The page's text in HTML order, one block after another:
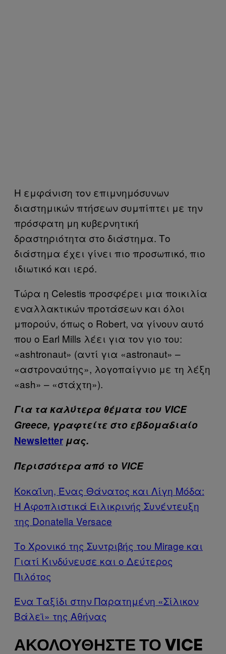
Η εμφάνιση τον επιμνημόσυνων
διαστημικών πτήσεων συμπίπτει με την
πρόσφατη μη κυβερνητική
δραστηριότητα στο διάστημα. Το
διάστημα έχει γίνει πιο προσωπικό, πιο
ιδιωτικό και ιερό.
Τώρα η Celestis προσφέρει μια ποικιλία
εναλλακτικών προτάσεων και όλοι
μπορούν, όπως ο Robert, να γίνουν αυτό
που ο Earl Mills λέει για τον γιο του:
«ashtronaut» (αντί για «astronaut» –
«αστροναύτης», λογοπαίγνιο με τη λέξη
«ash» – «στάχτη»).
Για τα καλύτερα θέματα του VICE
Greece, γραφτείτε στο εβδομαδιαίο
Newsletter μας.
Περισσότερα από το VICE
Κοκαΐνη, Ένας Θάνατος και Λίγη Μόδα:
Η Αφοπλιστικά Ειλικρινής Συνέντευξη
της Donatella Versace
Το Χρονικό της Συντριβής του Mirage και
Γιατί Κινδύνευσε και ο Δεύτερος
Πιλότος
Ένα Ταξίδι στην Παρατημένη «Σίλικον
Βάλεϊ» της Αθήνας
ΑΚΟΛΟΥΘΉΣΤΕ ΤΟ VICE